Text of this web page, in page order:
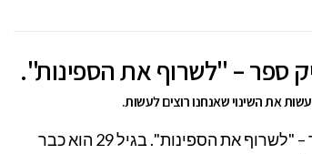
ספר – "לשרוף את הספינות".
את השינוי שאנחנו רוצים לעשות.
מתן ניסטור משיק ספר – "לשרוף את הספינות". בגיל 29 הוא כבר